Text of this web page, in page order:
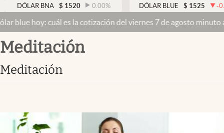
México
Economía y Política
Finanzas y Mercados
Mercados Online
Apertura
$ 1520 0.00 % DÓLAR BLUE $ 1525 -0.33%
es la cotización del viernes 7 de agosto minuto a minutoDólar
meditación
meditación